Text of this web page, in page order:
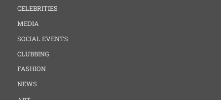
CELEBRITIES
MEDIA
SOCIAL EVENTS
CLUBBING
FASHION
NEWS